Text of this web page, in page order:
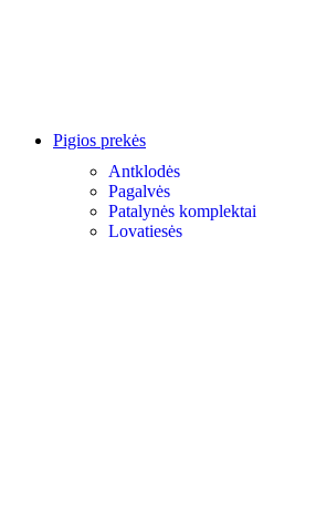
Pigios prekės
Antklodės
Pagalvės
Patalynės komplektai
Lovatiesės